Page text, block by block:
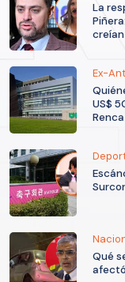
La
Ex-
US$
Renca
Qué